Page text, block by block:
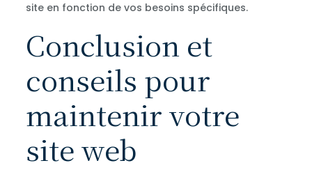
site en fonction de vos besoins spécifiques.
Conclusion et
conseils pour
maintenir votre
site web